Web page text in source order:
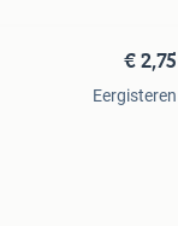
€ 2,75
Eergisteren